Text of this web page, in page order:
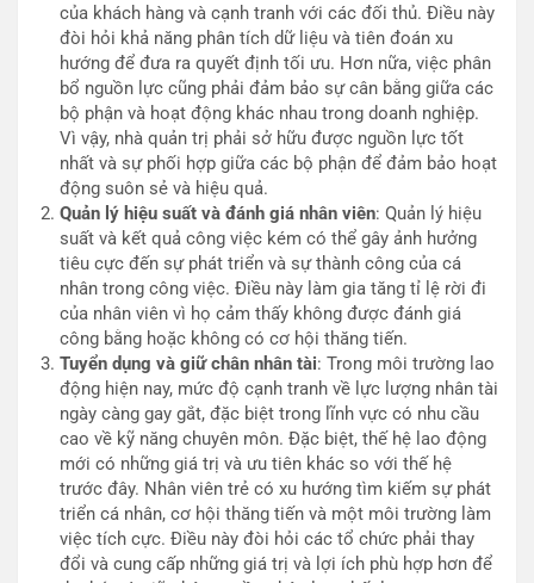
của khách hàng và cạnh tranh với các đối thủ. Điều này
đòi hỏi khả năng phân tích dữ liệu và tiên đoán xu
hướng để đưa ra quyết định tối ưu. Hơn nữa, việc phân
bổ nguồn lực cũng phải đảm bảo sự cân bằng giữa các
bộ phận và hoạt động khác nhau trong doanh nghiệp.
Vì vậy, nhà quản trị phải sở hữu được nguồn lực tốt
nhất và sự phối hợp giữa các bộ phận để đảm bảo hoạt
động suôn sẻ và hiệu quả.
Quản lý hiệu suất và đánh giá nhân viên: Quản lý hiệu
suất và kết quả công việc kém có thể gây ảnh hưởng
tiêu cực đến sự phát triển và sự thành công của cá
nhân trong công việc. Điều này làm gia tăng tỉ lệ rời đi
của nhân viên vì họ cảm thấy không được đánh giá
công bằng hoặc không có cơ hội thăng tiến.
Tuyển dụng và giữ chân nhân tài: Trong môi trường lao
động hiện nay, mức độ cạnh tranh về lực lượng nhân tài
ngày càng gay gắt, đặc biệt trong lĩnh vực có nhu cầu
cao về kỹ năng chuyên môn. Đặc biệt, thế hệ lao động
mới có những giá trị và ưu tiên khác so với thế hệ
trước đây. Nhân viên trẻ có xu hướng tìm kiếm sự phát
triển cá nhân, cơ hội thăng tiến và một môi trường làm
việc tích cực. Điều này đòi hỏi các tổ chức phải thay
đổi và cung cấp những giá trị và lợi ích phù hợp hơn để